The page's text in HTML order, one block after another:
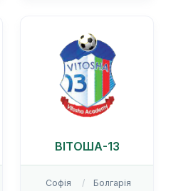
ВІТОША-13
Софія Болгарія